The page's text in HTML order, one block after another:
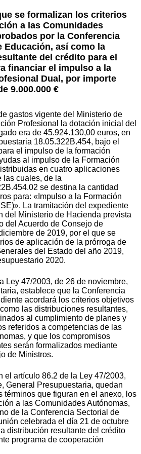
se formalizan los criterios
a las Comunidades
por la Conferencia
Educación, así como la
del crédito para el
financiar el impulso a la
Dual, por importe
9.000.000 €
gastos vigente del Ministerio de
Profesional la dotación inicial del
era de 45.924.130,00 euros, en
18.05.322B.454, bajo el
el impulso de la formación
al impulso de la Formación
en cuatro aplicaciones
las cuales, de la
se destina la cantidad
para: «Impulso a la Formación
La tramitación del expediente
del Ministerio de Hacienda prevista
del Acuerdo de Consejo de
de 2019, por el que se
de aplicación de la prórroga de
del Estado del año 2019,
2020.
Ley 47/2003, de 26 de noviembre,
establece que la Conferencia
acordará los criterios objetivos
las distribuciones resultantes,
al cumplimiento de planes y
referidos a competencias de las
y que los compromisos
serán formalizados mediante
de Ministros.
el artículo 86.2 de la Ley 47/2003,
General Presupuestaria, quedan
términos que figuran en el anexo, los
a las Comunidades Autónomas,
de la Conferencia Sectorial de
celebrada el día 21 de octubre
distribución resultante del crédito
programa de cooperación